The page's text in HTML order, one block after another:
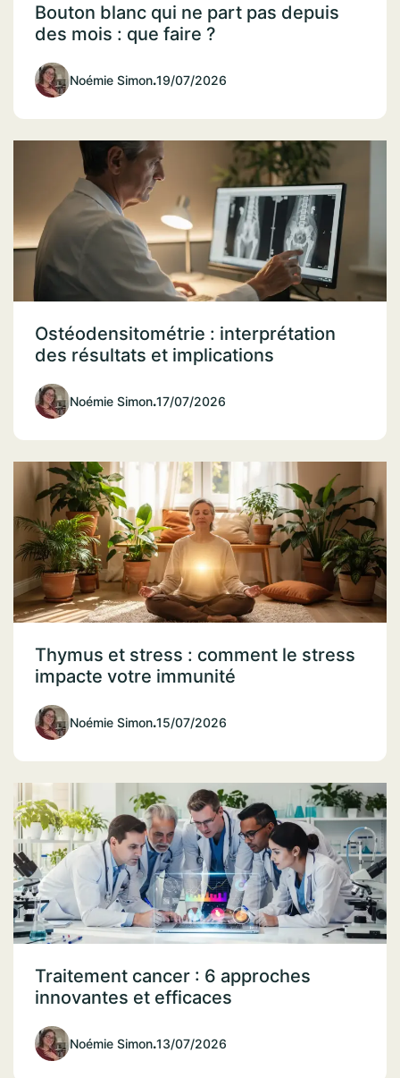
Bouton blanc qui ne part pas depuis
des mois : que faire ?
Noémie Simon.19/07/2026
Ostéodensitométrie : interprétation
des résultats et implications
Noémie Simon.17/07/2026
Thymus et stress : comment le stress
impacte votre immunité
Noémie Simon.15/07/2026
Traitement cancer : 6 approches
innovantes et efficaces
Noémie Simon.13/07/2026